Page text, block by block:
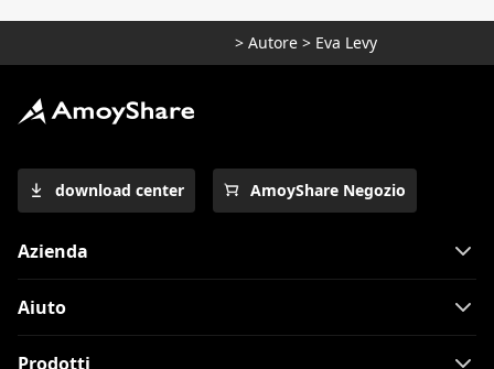
> Autore> Eva Levy
download center AmoyShare Negozio
Azienda
Aiuto
Prodotti